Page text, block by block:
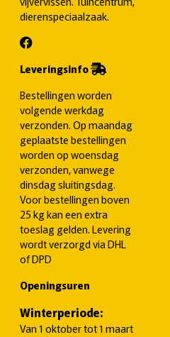
dierenspeciaalzaak.
Leveringsinfo
Bestellingen worden
volgende werkdag
verzonden. Op maandag
geplaatste bestellingen
worden op woensdag
verzonden, vanwege
dinsdag sluitingsdag.
Voor bestellingen boven
25 kg kan een extra
toeslag gelden. Levering
wordt verzorgd via DHL
of DPD
Openingsuren
Winterperiode:
Van 1 oktober tot 1 maart